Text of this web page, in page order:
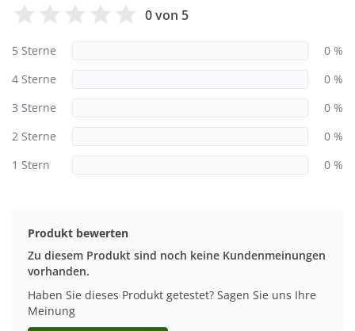
0 von 5
5 Sterne
0 %
4 Sterne
0 %
3 Sterne
0 %
2 Sterne
0 %
1 Stern
0 %
Produkt bewerten
Zu diesem Produkt sind noch keine Kundenmeinungen
vorhanden.
Haben Sie dieses Produkt getestet? Sagen Sie uns Ihre
Meinung